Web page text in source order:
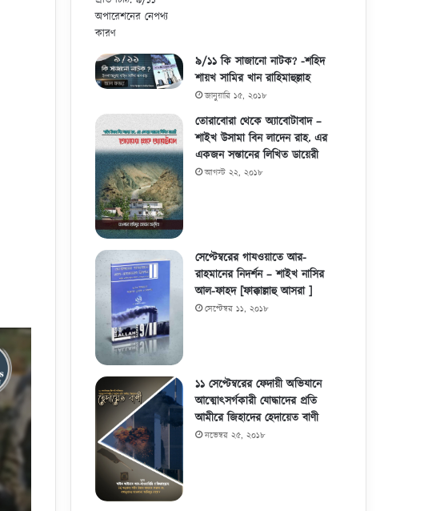
৯/১১ কি সাজানো নাটক? -শহিদ
শায়খ সামির খান রাহিমাহুল্লাহ
জানুয়ারি ১৫, ২০১৮
তোরাবোরা থেকে অ্যাবোটাবাদ –
শাইখ উসামা বিন লাদেন রাহ. এর
একজন সন্তানের লিখিত ডায়েরী
আগস্ট ২২, ২০১৮
সেপ্টেম্বরের গাযওয়াতে আর-
রাহমানের নিদর্শন – শাইখ নাসির
আল-ফাহদ [ফাক্কাল্লাহু আসরা ]
সেপ্টেম্বর ১১, ২০১৮
১১ সেপ্টেম্বরের ফেদায়ী অভিযানে
আত্মোৎসর্গকারী যোদ্ধাদের প্রতি
আমীরে জিহাদের হেদায়েত বাণী
নভেম্বর ২৫, ২০১৮